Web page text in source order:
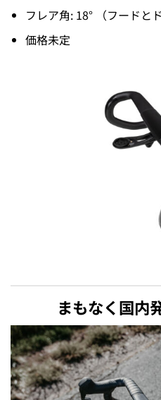
フレア角: 18° （フードと
価格未定
まもなく国内